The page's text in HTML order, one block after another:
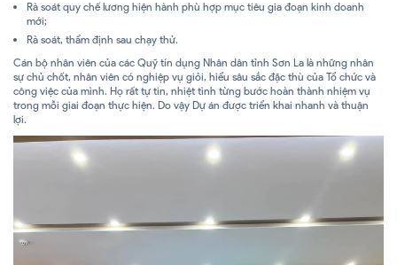
Rà soát quy chế lương hiện hành phù hợp mục tiêu gia đoạn kinh doanh
mới;
Rà soát, thẩm định sau chạy thử.
Cán bộ nhân viên của các Quỹ tín dụng Nhân dân tỉnh Sơn La là những nhân
sự chủ chốt, nhân viên có nghiệp vụ giỏi, hiểu sâu sắc đặc thù của Tổ chức và
công việc của mình. Họ rất tự tin, nhiệt tình từng bước hoàn thành nhiệm vụ
trong mỗi giai đoạn thực hiện. Do vậy Dự án được triển khai nhanh và thuận
lợi.